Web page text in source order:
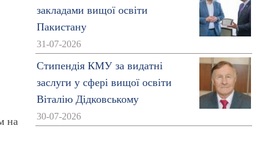
на
закладами вищої освіти
Пакистану
31-07-2026
Стипендія КМУ за видатні
заслуги у сфері вищої освіти
Віталію Дідковському
30-07-2026